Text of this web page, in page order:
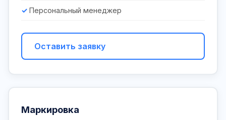
Персональный менеджер
Оставить заявку
Маркировка